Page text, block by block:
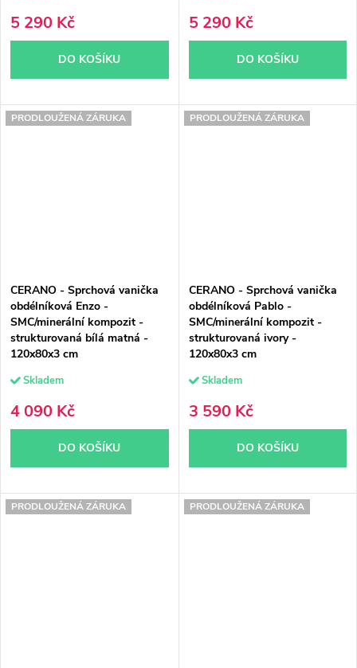
5 290 Kč
DO KOŠÍKU
5 290 Kč
DO KOŠÍKU
PRODLOUŽENÁ ZÁRUKA
CERANO - Sprchová vanička
obdélníková Enzo -
SMC/minerální kompozit -
strukturovaná bílá matná -
120x80x3 cm
Skladem
4 090 Kč
DO KOŠÍKU
PRODLOUŽENÁ ZÁRUKA
CERANO - Sprchová vanička
obdélníková Pablo -
SMC/minerální kompozit -
strukturovaná ivory -
120x80x3 cm
Skladem
3 590 Kč
DO KOŠÍKU
PRODLOUŽENÁ ZÁRUKA PRODLOUŽENÁ ZÁRUKA